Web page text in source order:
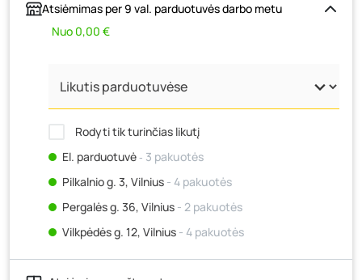
Atsiėmimas per 9 val. parduotuvės darbo metu
Nuo 0,00 €
Rodyti tik turinčias likutį
El. parduotuvė‐ 3 pakuotės
Pilkalnio g. 3, Vilnius - 4 pakuotės
Pergalės g. 36, Vilnius - 2 pakuotės
Vilkpėdės g. 12, Vilnius - 4 pakuotės
Ateities g. 15, Vilnius- 1 pakuotė